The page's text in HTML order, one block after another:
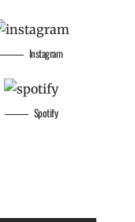
Instagram
Spotify